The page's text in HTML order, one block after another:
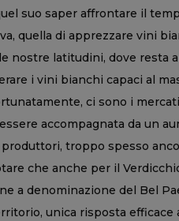
suo saper affrontare il
quella di apprezzare vini
nostre latitudini, dove resta
i vini bianchi capaci al
ci sono i
accompagnata da un
troppo spesso
che anche per il
a denominazione del Bel
unica risposta efficace